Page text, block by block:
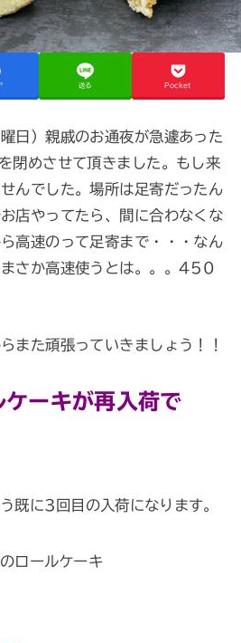
送る Pocket
日）親戚のお通夜が急遽あった
閉めさせて頂きました。もし来
んでした。場所は足寄だったん
店やってたら、間に合わなくな
高速のって足寄まで・・・なん
まさか高速使うとは。。。450
また頑張っていきましょう！！
ケーキが再入荷で
既に3回目の入荷になります。
ロールケーキ